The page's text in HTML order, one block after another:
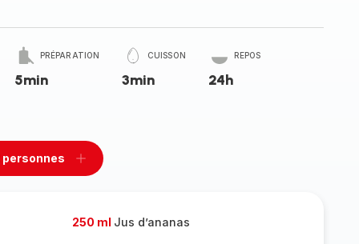
PRÉPARATION
5min
CUISSON
3min
REPOS
24h
personnes
Ajouter
250 ml Jus d’ananas